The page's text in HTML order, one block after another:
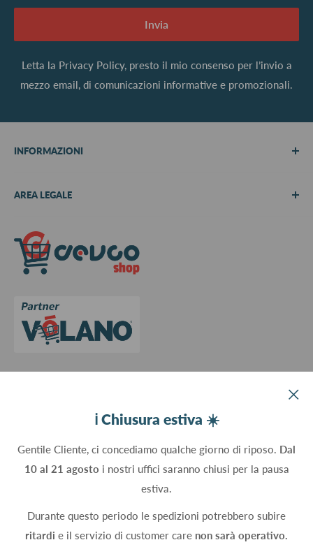
ℹ️ Chiusura estiva ☀️
Gentile Cliente, ci concediamo qualche giorno di riposo. Dal
10 al 21 agosto i nostri uffici saranno chiusi per la pausa
estiva.
Durante questo periodo le spedizioni potrebbero subire
ritardi e il servizio di customer care non sarà operativo.
Invia
Letta la Privacy Policy, presto il mio consenso per l’invio a
mezzo email, di comunicazioni informative e promozionali.
INFORMAZIONI
Metodi di pagamento
Richiedi preventivo
Contattaci
AREA LEGALE
Informativa su resi e rimborsi
Privacy Policy
Aggiorna le preferenze sui cookie
C.Fisc. P.IVA 09934830960
Seguici
Accettiamo